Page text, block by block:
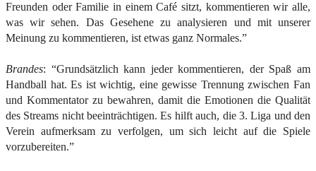
Freunden oder Familie in einem Café sitzt, kommentieren wir alle,
was wir sehen. Das Gesehene zu analysieren und mit unserer
Meinung zu kommentieren, ist etwas ganz Normales.”
Brandes: “Grundsätzlich kann jeder kommentieren, der Spaß am
Handball hat. Es ist wichtig, eine gewisse Trennung zwischen Fan
und Kommentator zu bewahren, damit die Emotionen die Qualität
des Streams nicht beeinträchtigen. Es hilft auch, die 3. Liga und den
Verein aufmerksam zu verfolgen, um sich leicht auf die Spiele
vorzubereiten.”